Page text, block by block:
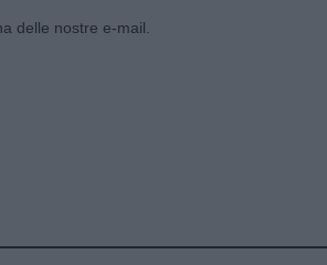
delle nostre e-mail.